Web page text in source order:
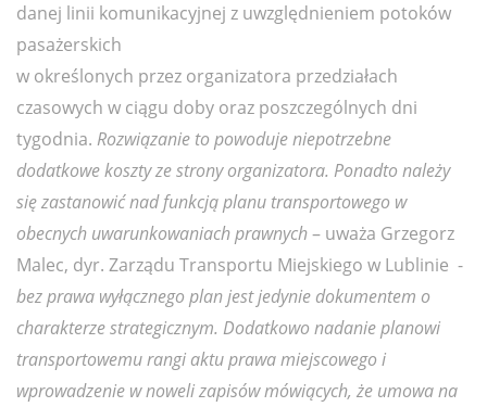
danej linii komunikacyjnej z uwzględnieniem potoków
pasażerskich
w określonych przez organizatora przedziałach
czasowych w ciągu doby oraz poszczególnych dni
tygodnia. Rozwiązanie to powoduje niepotrzebne
dodatkowe koszty ze strony organizatora. Ponadto należy
się zastanowić nad funkcją planu transportowego w
obecnych uwarunkowaniach prawnych– uważa Grzegorz
Malec, dyr. Zarządu Transportu Miejskiego w Lublinie -
bez prawa wyłącznego plan jest jedynie dokumentem o
charakterze strategicznym. Dodatkowo nadanie planowi
transportowemu rangi aktu prawa miejscowego i
wprowadzenie w noweli zapisów mówiących, że umowa na